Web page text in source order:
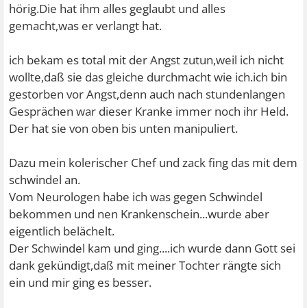
hörig.Die hat ihm alles geglaubt und alles
gemacht,was er verlangt hat.
ich bekam es total mit der Angst zutun,weil ich nicht
wollte,daß sie das gleiche durchmacht wie ich.ich bin
gestorben vor Angst,denn auch nach stundenlangen
Gesprächen war dieser Kranke immer noch ihr Held.
Der hat sie von oben bis unten manipuliert.
Dazu mein kolerischer Chef und zack fing das mit dem
schwindel an.
Vom Neurologen habe ich was gegen Schwindel
bekommen und nen Krankenschein...wurde aber
eigentlich belächelt.
Der Schwindel kam und ging....ich wurde dann Gott sei
dank gekündigt,daß mit meiner Tochter rängte sich
ein und mir ging es besser.